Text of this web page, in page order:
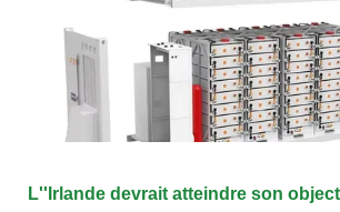
L''Irlande devrait atteindre son